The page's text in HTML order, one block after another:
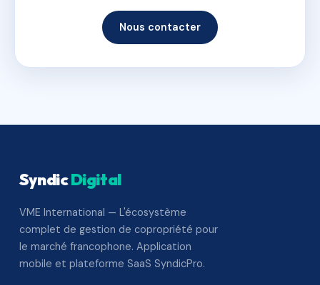
Nous contacter
SyndicDigital
VME International — L'écosystème
complet de gestion de copropriété pour
le marché francophone. Application
mobile et plateforme SaaS SyndicPro.